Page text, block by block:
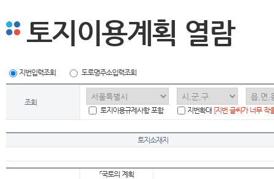
토지이용계획 열람
지번입력조회 도로명주소입력조회
조회
토지이용규제사항 포함
지번확대 [지번 글씨가 너무 작
토지소재지
「국토의 계획